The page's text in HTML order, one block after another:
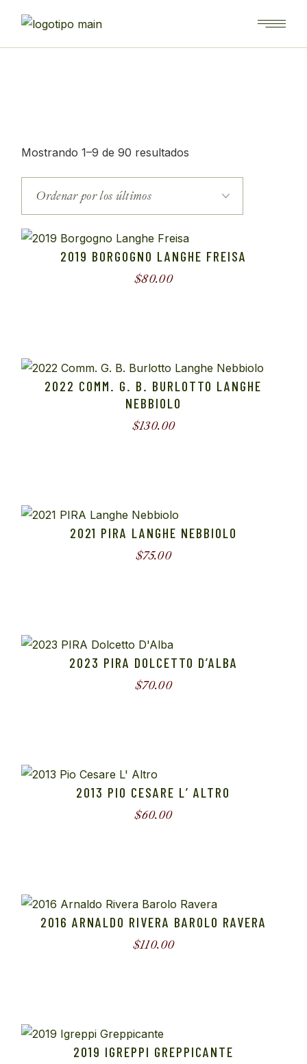
contenido
Mostrando 1–9 de 90 resultados
últimos
2019 BORGOGNO LANGHE FREISA
$80.00
2022 COMM. G. B. BURLOTTO LANGHE
NEBBIOLO
$130.00
2021 PIRA LANGHE NEBBIOLO
$75.00
2023 PIRA DOLCETTO D’ALBA
$70.00
2013 PIO CESARE L’ ALTRO
$60.00
2016 ARNALDO RIVERA BAROLO RAVERA
$110.00
2019 IGREPPI GREPPICANTE